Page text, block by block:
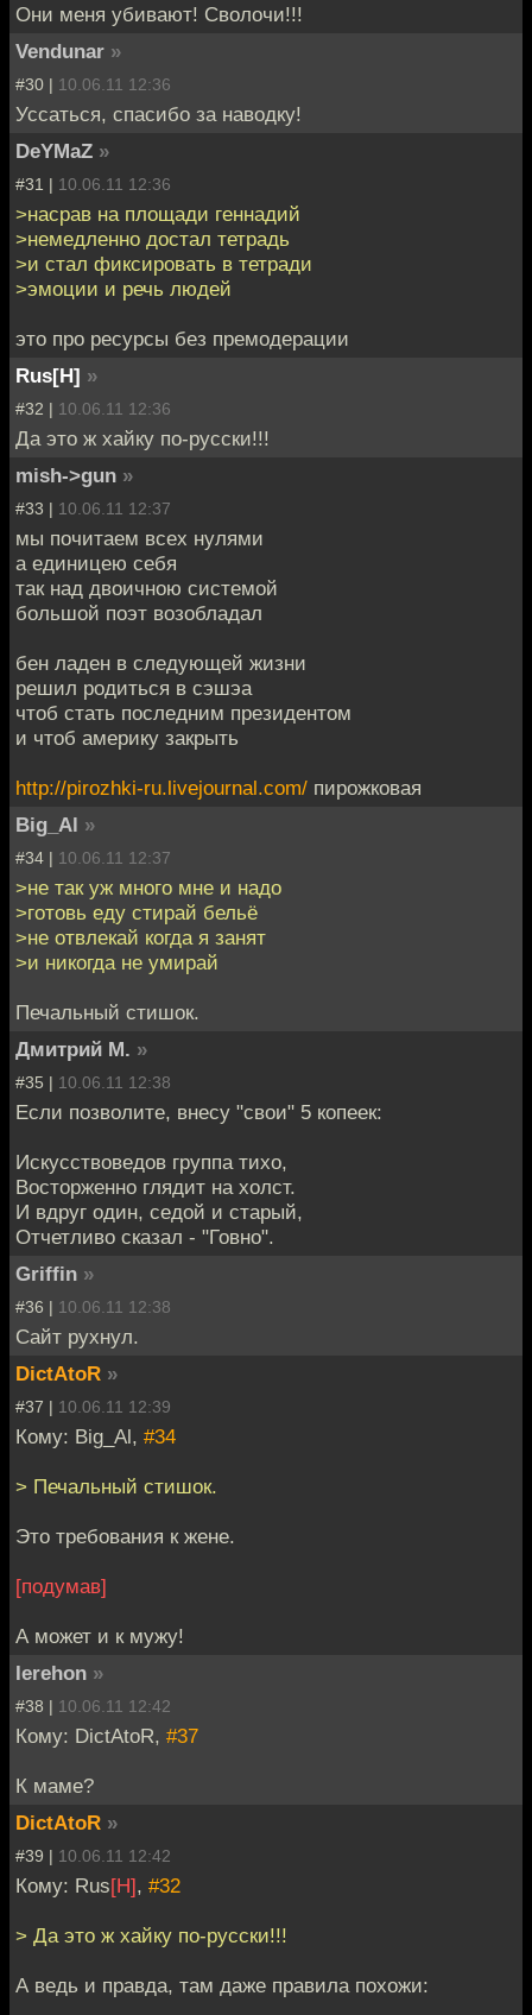
Они меня убивают! Сволочи!!!
Vendunar »
#30 | 10.06.11 12:36
Уссаться, спасибо за наводку!
DeYMaZ »
#31 | 10.06.11 12:36
>насрав на площади геннадий
>немедленно достал тетрадь
>и стал фиксировать в тетради
>эмоции и речь людей
это про ресурсы без премодерации
Rus[H] »
#32 | 10.06.11 12:36
Да это ж хайку по-русски!!!
mish->gun »
#33 | 10.06.11 12:37
мы почитаем всех нулями
а единицею себя
так над двоичною системой
большой поэт возобладал
бен ладен в следующей жизни
решил родиться в сэшэа
чтоб стать последним президентом
и чтоб америку закрыть
http://pirozhki-ru.livejournal.com/ пирожковая
Big_Al »
#34 | 10.06.11 12:37
>не так уж много мне и надо
>готовь еду стирай бельё
>не отвлекай когда я занят
>и никогда не умирай
Печальный стишок.
Дмитрий М. »
#35 | 10.06.11 12:38
Если позволите, внесу "свои" 5 копеек:
Искусствоведов группа тихо,
Восторженно глядит на холст.
И вдруг один, седой и старый,
Отчетливо сказал - "Говно".
Griffin »
#36 | 10.06.11 12:38
Сайт рухнул.
DictAtoR »
#37 | 10.06.11 12:39
Кому: Big_Al, #34
> Печальный стишок.
Это требования к жене.
[подумав]
А может и к мужу!
Ierehon »
#38 | 10.06.11 12:42
Кому: DictAtoR, #37
К маме?
DictAtoR »
#39 | 10.06.11 12:42
Кому: Rus[H], #32
> Да это ж хайку по-русски!!!
А ведь и правда, там даже правила похожи: